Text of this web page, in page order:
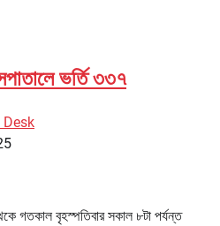
ভর্তি ৩৩৭
গতকাল বৃহস্পতিবার সকাল ৮টা পর্যন্ত